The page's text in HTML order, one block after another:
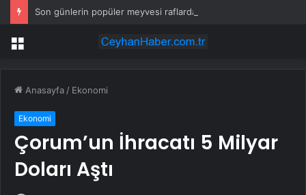
Menü
Anasayfa / Ekonomi
Ekonomi
Çorum’un İhracatı 5 Milyar
Doları Aştı